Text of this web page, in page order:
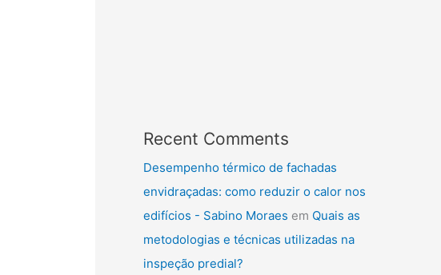
Recent Comments
Desempenho térmico de fachadas
envidraçadas: como reduzir o calor nos
edifícios - Sabino Moraes em Quais as
metodologias e técnicas utilizadas na
inspeção predial?